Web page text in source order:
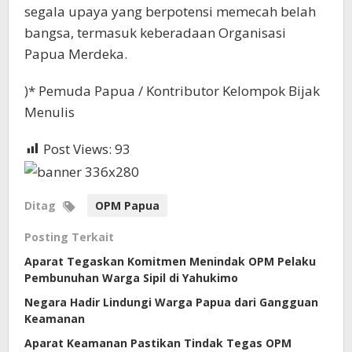
segala upaya yang berpotensi memecah belah
bangsa, termasuk keberadaan Organisasi
Papua Merdeka.
)* Pemuda Papua / Kontributor Kelompok Bijak
Menulis
Post Views: 93
Ditag OPM Papua
Posting Terkait
Aparat Tegaskan Komitmen Menindak OPM Pelaku
Pembunuhan Warga Sipil di Yahukimo
Negara Hadir Lindungi Warga Papua dari Gangguan
Keamanan
Aparat Keamanan Pastikan Tindak Tegas OPM